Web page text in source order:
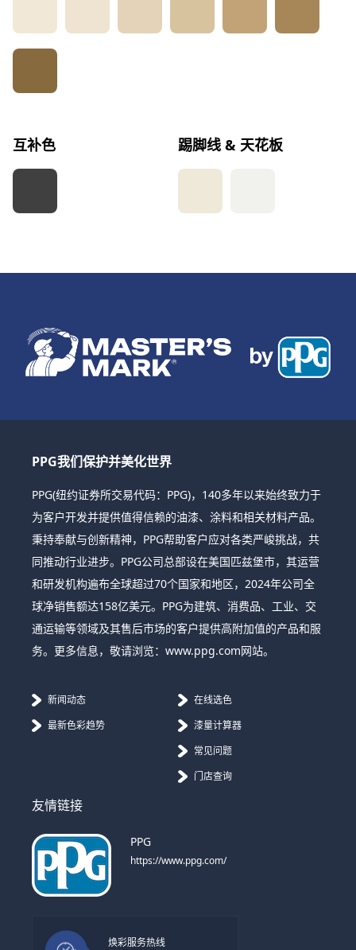
互补色 踢脚线 & 天花板
PPG我们保护并美化世界
PPG(纽约证券所交易代码：PPG)，140多年以来始终致力于
为客户开发并提供值得信赖的油漆、涂料和相关材料产品。
秉持奉献与创新精神，PPG帮助客户应对各类严峻挑战，共
同推动行业进步。PPG公司总部设在美国匹兹堡市，其运营
和研发机构遍布全球超过70个国家和地区，2024年公司全
球净销售额达158亿美元。PPG为建筑、消费品、工业、交
通运输等领域及其售后市场的客户提供高附加值的产品和服
务。更多信息，敬请浏览：www.ppg.com网站。
新闻动态
最新色彩趋势
在线选色
漆量计算器
常见问题
门店查询
友情链接
PPG
https://www.ppg.com/
焕彩服务热线